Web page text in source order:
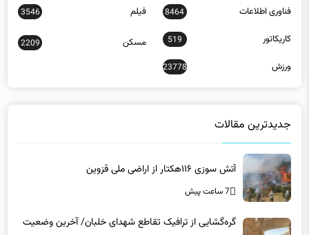
فناوری اطلاعات 8464 فیلم 3546
کاریکاتور 519 مسکن 2209
ورزش 23778
جدیدترین مقالات
آتش سوزی ۱۱۶هکتار از اراضی ملی قزوین
7 ساعت پیش
گره‌گشایی از ترافیک تقاطع شهدای خلبان/ آخرین وضعیت